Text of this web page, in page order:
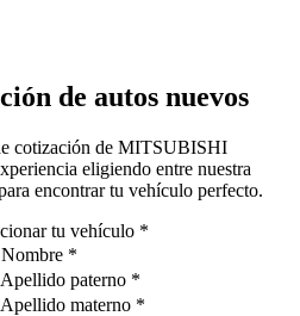
de autos nuevos
cotización de MITSUBISHI
eligiendo entre nuestra
encontrar tu vehículo perfecto.
tu vehículo *
Nombre *
Apellido paterno *
Apellido materno *